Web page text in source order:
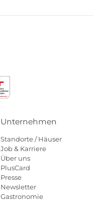
Unternehmen
Standorte / Häuser
Job & Karriere
Über uns
PlusCard
Presse
Newsletter
Gastronomie